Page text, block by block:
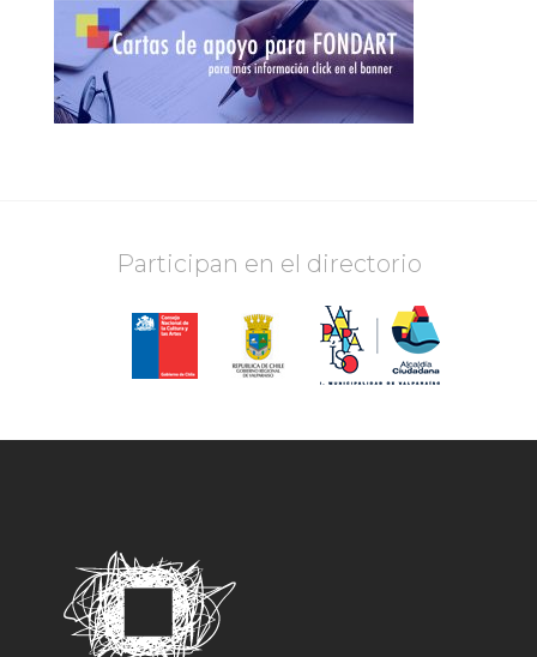
Participan en el directorio